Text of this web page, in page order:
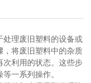
理废旧塑料的设备或
，将废旧塑料中的杂质
次利用的状态。这些步
一系列操作。